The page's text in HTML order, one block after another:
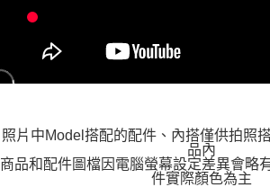
每筆NT$100，滿NT$988(含以上)免運費
大嘴鳥宅配通
每筆NT$120
照片中Model搭配的配件、內搭僅供拍照
品內
商品和配件圖檔因電腦螢幕設定差異會略
件實際顏色為主